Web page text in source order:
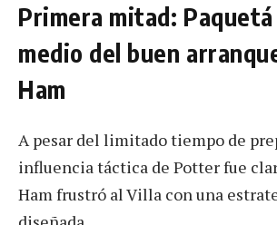
Primera mitad:
medio del buen
Ham
A pesar del limitado tiempo de
influencia táctica de Potter fue
Ham frustró al Villa con una